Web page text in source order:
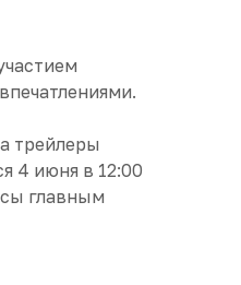
трейлеры
4 июня в 12:00
главным